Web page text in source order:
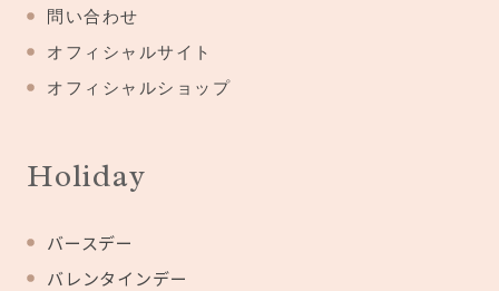
問い合わせ
オフィシャルサイト
オフィシャルショップ
Holiday
バースデー
バレンタインデー